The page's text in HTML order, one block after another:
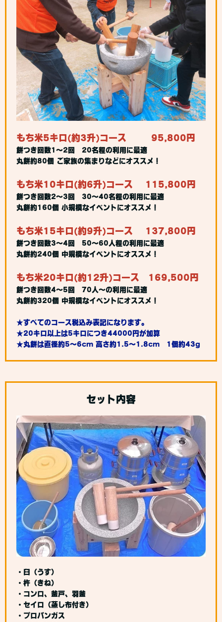
もち米5キロ(約3升)コース 95,800円
餅つき回数1～2回 20名程の利用に最適
丸餅約80個 ご家族の集まりなどにオススメ！
もち米10キロ(約6升)コース 115,800円
餅つき回数2～3回 30～40名程の利用に最適
丸餅約160個 小規模なイベントにオススメ！
もち米15キロ(約9升)コース 137,800円
餅つき回数3～4回 50～60人程の利用に最適
丸餅約240個 中規模なイベントにオススメ！
もち米20キロ(約12升)コース 169,500円
餅つき回数4～5回 70人～の利用に最適
丸餅約320個 中規模なイベントにオススメ！
★すべてのコース税込み表記になります。
★20キロ以上は5キロにつき44000円が加算
★丸餅は直径約5～6cm 高さ約1.5～1.8cm 1個約43g
セット内容
・臼（うす）
・杵（きね）
・コンロ、釜戸、羽釜
・セイロ（蒸し布付き）
・プロパンガス